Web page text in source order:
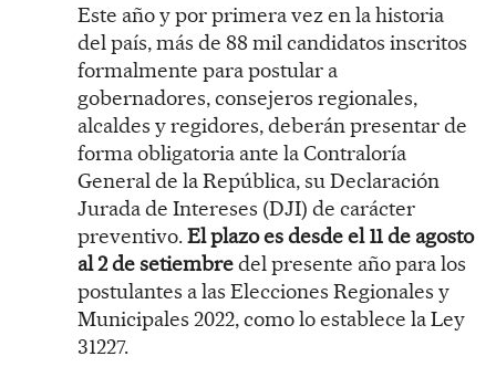
Este año y por primera vez en la historia
del país, más de 88 mil candidatos inscritos
formalmente para postular a
gobernadores, consejeros regionales,
alcaldes y regidores, deberán presentar de
forma obligatoria ante la Contraloría
General de la República, su Declaración
Jurada de Intereses (DJI) de carácter
preventivo.El plazo es desde el 11 de agosto
al 2 de setiembredel presente año para los
postulantes a las Elecciones Regionales y
Municipales 2022, como lo establece la Ley
31227.